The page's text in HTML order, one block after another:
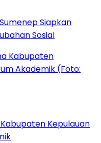
Siapkan
Sosial
Kepulauan